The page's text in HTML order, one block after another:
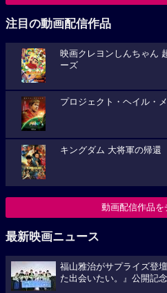
注目の動画配信作品
映画クレヨンしんちゃん
ーズ
プロジェクト・ヘイル・
キングダム 大将軍の帰還
動画配信作品を
最新映画ニュース
福山雅治がサプライズ登
た出会いたい。』公開記